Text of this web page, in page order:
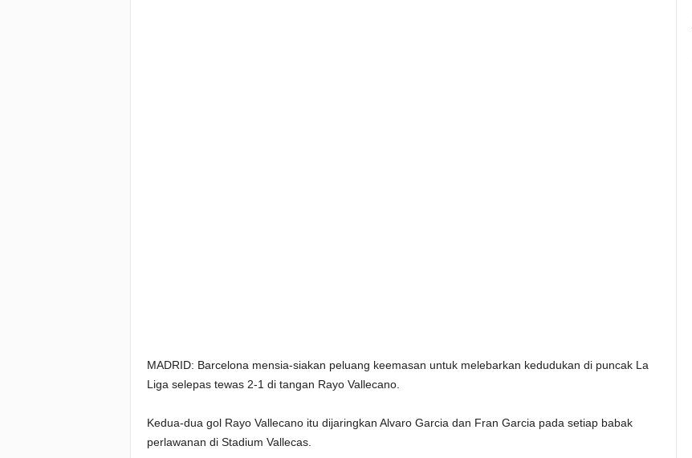
MADRID: Barcelona mensia-siakan peluang keemasan untuk melebarkan kedudukan di puncak La
Liga selepas tewas 2-1 di tangan Rayo Vallecano.
Kedua-dua gol Rayo Vallecano itu dijaringkan Alvaro Garcia dan Fran Garcia pada setiap babak
perlawanan di Stadium Vallecas.